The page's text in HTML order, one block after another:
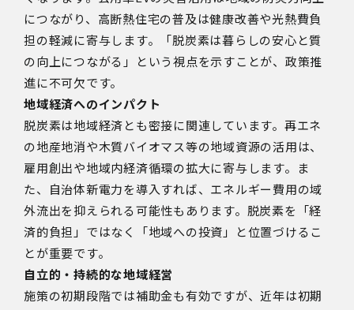
につながり、高断熱住宅の普及は健康改善や光熱費負
担の軽減に寄与します。「脱炭素は暮らしの安心と質
の向上につながる」という視点を示すことが、政策推
進に不可欠です。
地域経済へのインパクト
脱炭素は地域経済とも密接に関連しています。再エネ
の地産地消や木質バイオマス等の地域資源の活用は、
雇用創出や地域内経済循環の拡大に寄与します。ま
た、自治体新電力を導入すれば、エネルギー費用の域
外流出を抑えられる可能性もあります。脱炭素を「経
済的負担」ではなく「地域への投資」と位置づけるこ
とが重要です。
自立的・持続的な地域経営
施策の初期段階では補助金も有効ですが、近年は初期